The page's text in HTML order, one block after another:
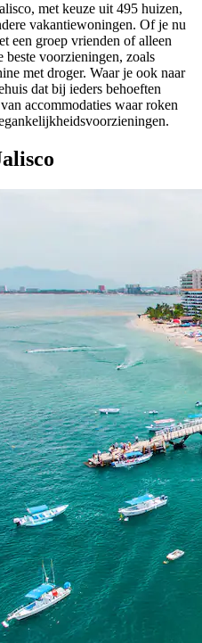
met keuze uit 495 huizen,
vakantiewoningen. Of je nu
een groep vrienden of alleen
beste voorzieningen, zoals
met droger. Waar je ook naar
dat bij ieders behoeften
accommodaties waar roken